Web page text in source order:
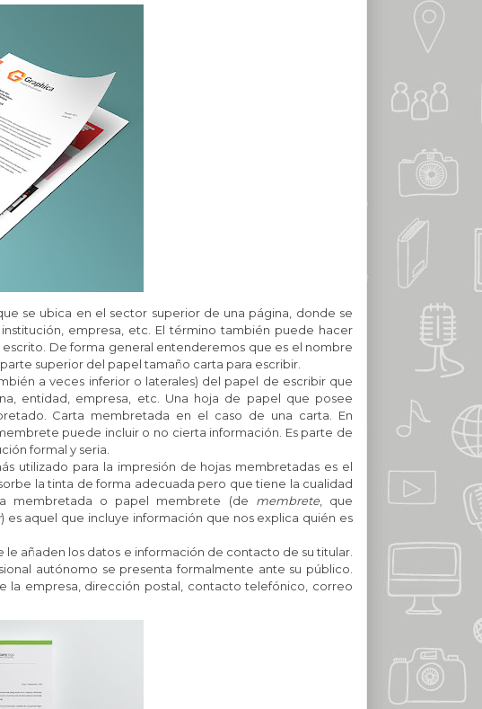
se ubica en el sector superior de una página, donde se
empresa, etc. El término también puede hacer
De forma general entenderemos que es el nombre
superior del papel tamaño carta para escribir.
a veces inferior o laterales) del papel de escribir que
entidad, empresa, etc. Una hoja de papel que posee
Carta membretada en el caso de una carta. En
puede incluir o no cierta información. Es parte de
formal y seria.
utilizado para la impresión de hojas membretadas es el
la tinta de forma adecuada pero que tiene la cualidad
membretada o papel membrete (de membrete, que
)​ es aquel que incluye información que nos explica quién es
añaden los datos e información de contacto de su titular.
autónomo se presenta formalmente ante su público.
la empresa, dirección postal, contacto telefónico, correo